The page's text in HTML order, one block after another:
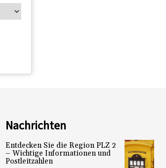
Nachrichten
Entdecken Sie die Region PLZ 2
– Wichtige Informationen und
Postleitzahlen